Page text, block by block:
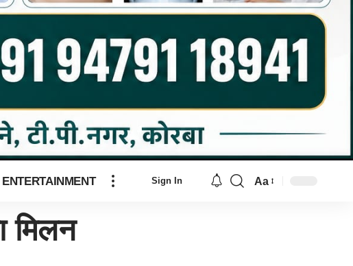
ENTERTAINMENT Sign In Aa
मिलन